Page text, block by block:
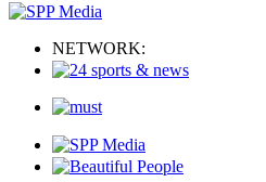
NETWORK: